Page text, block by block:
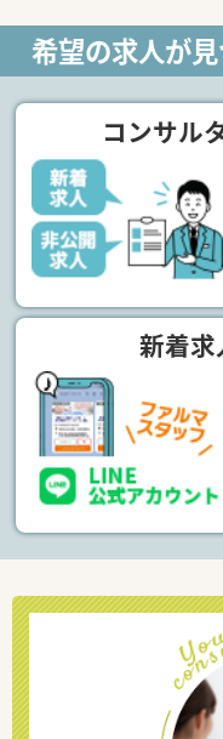
希望の求人が
コンサル
新着求